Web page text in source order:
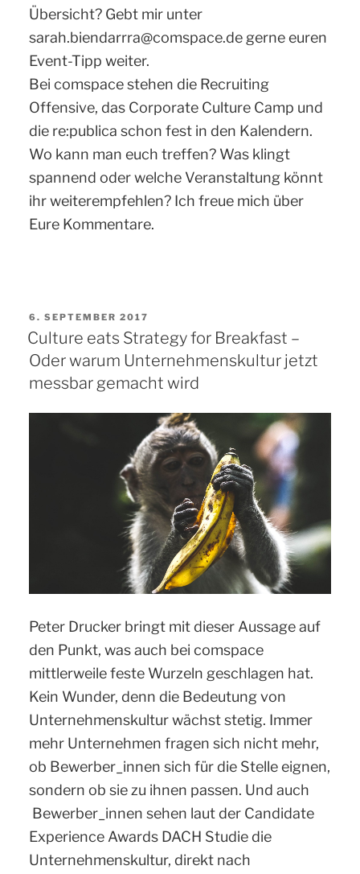
Übersicht? Gebt mir unter
sarah.biendarrra@comspace.de gerne euren
Event-Tipp weiter.
Bei comspace stehen die Recruiting
Offensive, das Corporate Culture Camp und
die re:publica schon fest in den Kalendern.
Wo kann man euch treffen? Was klingt
spannend oder welche Veranstaltung könnt
ihr weiterempfehlen? Ich freue mich über
Eure Kommentare.
VERÖFFENTLICHT
AM
6. SEPTEMBER 2017
Culture eats Strategy for Breakfast –
Oder warum Unternehmenskultur jetzt
messbar gemacht wird
Peter Drucker bringt mit dieser Aussage auf
den Punkt, was auch bei comspace
mittlerweile feste Wurzeln geschlagen hat.
Kein Wunder, denn die Bedeutung von
Unternehmenskultur wächst stetig. Immer
mehr Unternehmen fragen sich nicht mehr,
ob Bewerber_innen sich für die Stelle eignen,
sondern ob sie zu ihnen passen. Und auch
Bewerber_innen sehen laut der Candidate
Experience Awards DACH Studie die
Unternehmenskultur, direkt nach